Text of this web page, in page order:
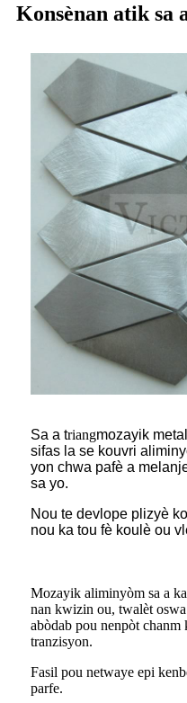
Konsènan atik sa
Sa a triangmozayik
sifas la se kouvri
yon chwa pafè a
sa yo.
Nou te devlope plizyè
nou ka tou fè koulè ou
Mozayik aliminyòm sa a
nan kwizin ou, twalèt
abòdab pou nenpòt
tranzisyon.
Fasil pou netwaye epi
parfe.